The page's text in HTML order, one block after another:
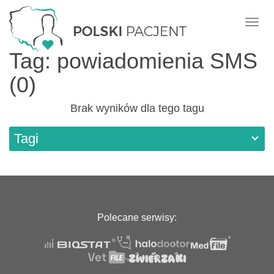
Tag: powiadomienia SMS
(0)
Brak wyników dla tego tagu
Tagi
Polecane serwisy: